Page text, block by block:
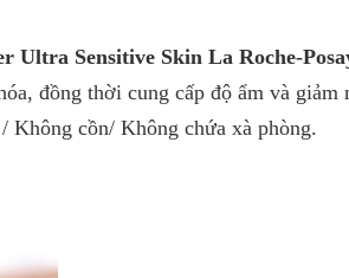
Ultra Sensitive Skin La Roche-
đồng thời cung cấp độ ẩm và giảm
Không cồn/ Không chứa xà phòng.